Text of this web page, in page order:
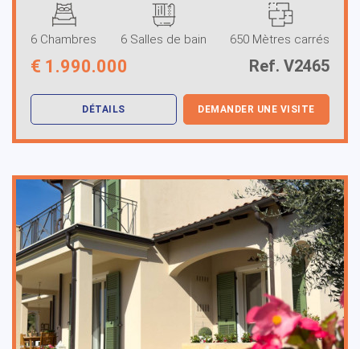
6 Chambres 6 Salles de bain 650 Mètres carrés
€ 1.990.000 Ref. V2465
DÉTAILS DEMANDER UNE VISITE